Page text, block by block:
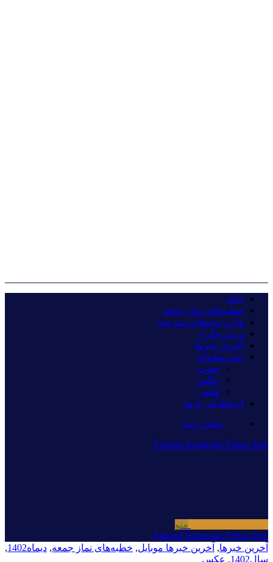
خانه
خطبه‌های نماز جمعه
واریز وجوهات شرعیه
درس خارج
آخرین خبرها
چندرسانه‌ای
صوت
عکس
فیلم
ارتباط آنی با ما
پخش زنده
Eaparat Instagram Eeitaa Sms
منو
Eaparat Instagram Eeitaa Sms
آخرین خبرها, آخرین خبرها موبایل, خطبه‌های نماز جمعه, دیماه1402
,
سال1402
, عکس